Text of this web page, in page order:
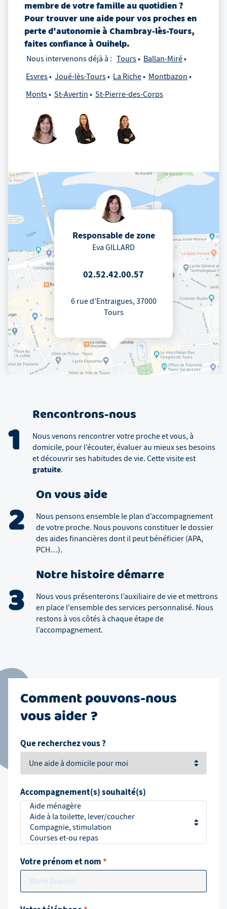
membre de votre famille au quotidien ?
Pour trouver une aide pour vos proches en
perte d'autonomieà Chambray-lès-Tours,
faites confiance à Ouihelp.
Nous intervenons déjà à : Tours
Ballan-Miré
Esvres
Joué-lès-Tours La Riche
Montbazon
Monts
St-Avertin St-Pierre-des-Corps
Responsable de zone
Eva GILLARD
02.52.42.00.57
6 rue d’Entraigues, 37000
Tours
1
Rencontrons-nous
Nous venons rencontrer votre proche et vous, à
domicile, pour l’écouter, évaluer au mieux ses besoins
et découvrir ses habitudes de vie. Cette visite est
gratuite.
2
On vous aide
Nous pensons ensemble le plan d’accompagnement
de votre proche. Nous pouvons constituer le dossier
des aides financières dont il peut bénéficier (APA,
PCH…).
3
Notre histoire démarre
Nous vous présenterons l’auxiliaire de vie et mettrons
en place l'ensemble des services personnalisé. Nous
restons à vos côtés à chaque étape de
l’accompagnement.
Comment pouvons-nous
vous aider ?
Que recherchez vous ?
Accompagnement(s) souhaité(s)
Votre prénom et nom*